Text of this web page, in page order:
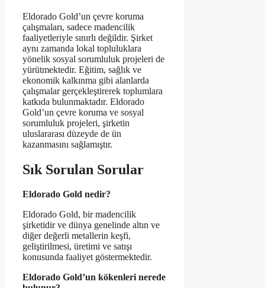
Eldorado Gold’un çevre koruma
çalışmaları, sadece madencilik
faaliyetleriyle sınırlı değildir. Şirket
aynı zamanda lokal topluluklara
yönelik sosyal sorumluluk projeleri de
yürütmektedir. Eğitim, sağlık ve
ekonomik kalkınma gibi alanlarda
çalışmalar gerçekleştirerek toplumlara
katkıda bulunmaktadır. Eldorado
Gold’un çevre koruma ve sosyal
sorumluluk projeleri, şirketin
uluslararası düzeyde de ün
kazanmasını sağlamıştır.
Sık Sorulan Sorular
Eldorado Gold nedir?
Eldorado Gold, bir madencilik
şirketidir ve dünya genelinde altın ve
diğer değerli metallerin keşfi,
geliştirilmesi, üretimi ve satışı
konusunda faaliyet göstermektedir.
Eldorado Gold’un kökenleri nerede